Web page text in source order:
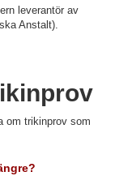
leverantör av
Anstalt).
om trikinprov som